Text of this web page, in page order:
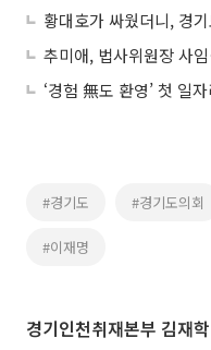
추미애, 법사위원장 사
‘경험 無도 환영’ 첫 일
#경기도 #경기도의회
#이재명
경기인천취재본부 김재